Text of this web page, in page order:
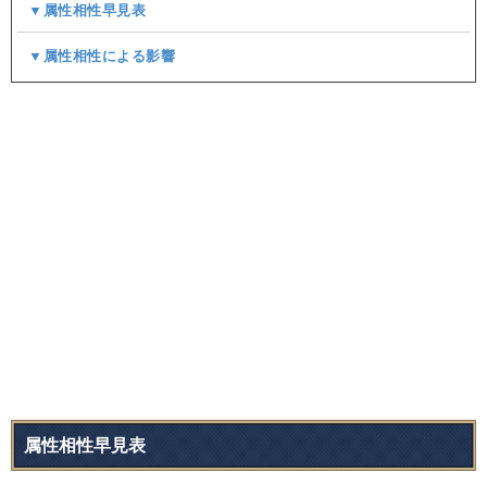
▼属性相性早見表
▼属性相性による影響
属性相性早見表